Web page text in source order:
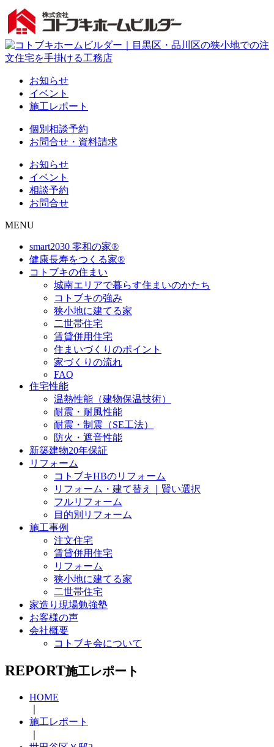
お知らせ
イベント
施工レポート
個別相談予約
お問合せ・資料請求
お知らせ
イベント
相談予約
お問合せ
MENU
smart2030 零和の家®
健康長寿をつくる家®
コトブキの住まい
城南エリアで暮らす住まいのかたち
コトブキの強み
狭小地に建てる家
二世帯住宅
賃貸併用住宅
住まいづくりのポイント
家づくりの流れ
FAQ
住宅性能
温熱性能（建物保温技術）
耐震・耐風性能
耐震・制震（SE工法）
防火・遮音性能
新築建物20年保証
リフォーム
コトブキHBのリフォーム
リフォーム・建て替え｜賢い選択
フルリフォーム
目的別リフォーム
施工事例
注文住宅
賃貸併用住宅
リフォーム
狭小地に建てる家
二世帯住宅
家造り現場勉強塾
お客様の声
会社概要
コトブキ会について
REPORT施工レポート
HOME
施工レポート